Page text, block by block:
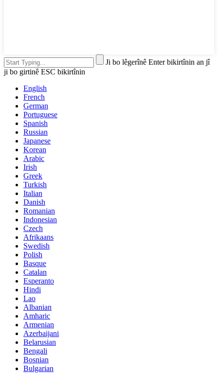
Ji bo lêgerînê Enter bikirtînin an jî
ji bo girtinê ESC bikirtînin
English
French
German
Portuguese
Spanish
Russian
Japanese
Korean
Arabic
Irish
Greek
Turkish
Italian
Danish
Romanian
Indonesian
Czech
Afrikaans
Swedish
Polish
Basque
Catalan
Esperanto
Hindi
Lao
Albanian
Amharic
Armenian
Azerbaijani
Belarusian
Bengali
Bosnian
Bulgarian